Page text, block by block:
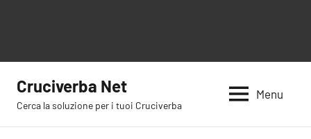
contenuto
Cruciverba Net
Cerca la soluzione per i tuoi Cruciverba
Menu